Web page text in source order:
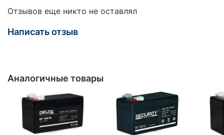
Отзывов еще никто не оставлял
Написать отзыв
Аналогичные товары